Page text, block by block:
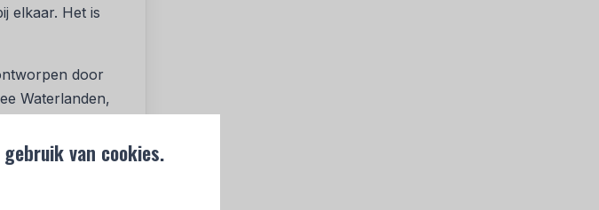
van cookies.
elkaar. Het is
door
Waterlanden,
De 3e
met een